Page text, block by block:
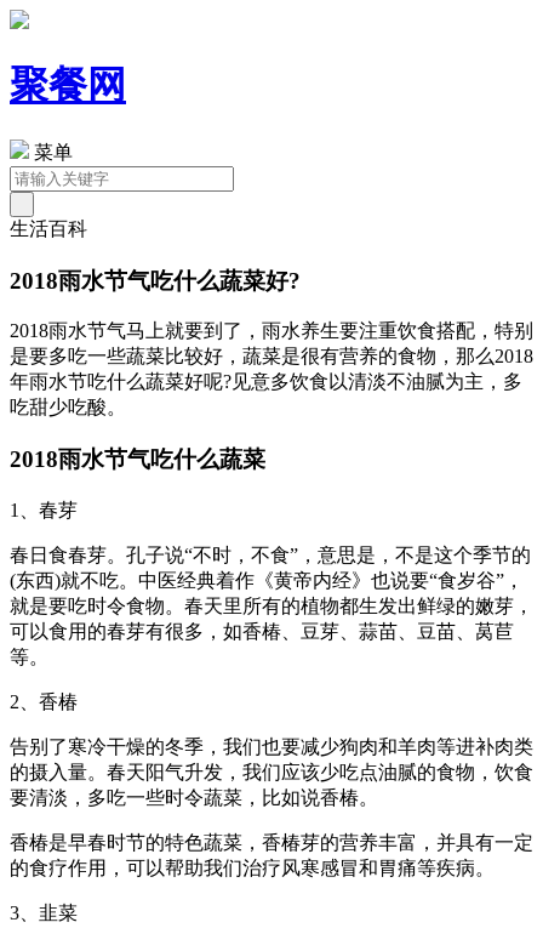
聚餐网
菜单
生活百科
2018雨水节气吃什么蔬菜好?
2018雨水节气马上就要到了，雨水养生要注重饮食搭配，特别
是要多吃一些蔬菜比较好，蔬菜是很有营养的食物，那么2018
年雨水节吃什么蔬菜好呢?见意多饮食以清淡不油腻为主，多
吃甜少吃酸。
2018雨水节气吃什么蔬菜
1、春芽
春日食春芽。孔子说“不时，不食”，意思是，不是这个季节的
(东西)就不吃。中医经典着作《黄帝内经》也说要“食岁谷”，
就是要吃时令食物。春天里所有的植物都生发出鲜绿的嫩芽，
可以食用的春芽有很多，如香椿、豆芽、蒜苗、豆苗、莴苣
等。
2、香椿
告别了寒冷干燥的冬季，我们也要减少狗肉和羊肉等进补肉类
的摄入量。春天阳气升发，我们应该少吃点油腻的食物，饮食
要清淡，多吃一些时令蔬菜，比如说香椿。
香椿是早春时节的特色蔬菜，香椿芽的营养丰富，并具有一定
的食疗作用，可以帮助我们治疗风寒感冒和胃痛等疾病。
3、韭菜